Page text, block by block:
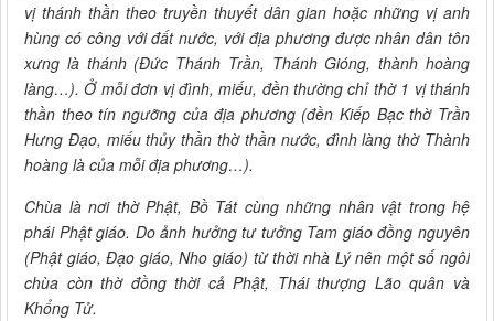
vị thánh thần theo truyền thuyết dân gian hoặc những vị anh
hùng có công với đất nước, với địa phương được nhân dân tôn
xưng là thánh (Đức Thánh Trần, Thánh Gióng, thành hoàng
làng…). Ở mỗi đơn vị đình, miếu, đền thường chỉ thờ 1 vị thánh
thần theo tín ngưỡng của địa phương (đền Kiếp Bạc thờ Trần
Hưng Đạo, miếu thủy thần thờ thần nước, đình làng thờ Thành
hoàng là của mỗi địa phương…).
Chùa là nơi thờ Phật, Bồ Tát cùng những nhân vật trong hệ
phái Phật giáo. Do ảnh hưởng tư tưởng Tam giáo đồng nguyên
(Phật giáo, Đạo giáo, Nho giáo) từ thời nhà Lý nên một số ngôi
chùa còn thờ đồng thời cả Phật, Thái thượng Lão quân và
Khổng Tử.